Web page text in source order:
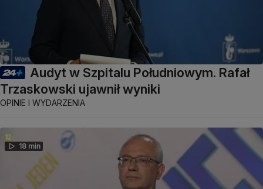
Audyt w Szpitalu Południowym. Rafał
Trzaskowski ujawnił wyniki
OPINIE I WYDARZENIA
18 min